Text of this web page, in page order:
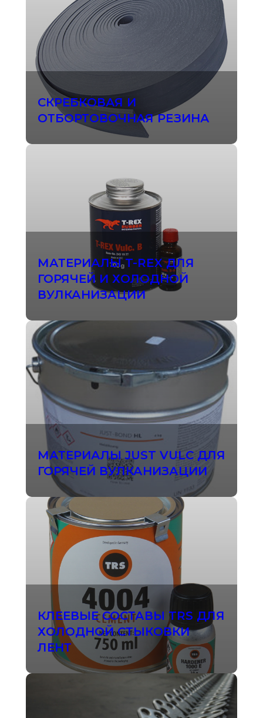
СКРЕБКОВАЯ И
ОТБОРТОВОЧНАЯ РЕЗИНА
МАТЕРИАЛЫ T-REX ДЛЯ
ГОРЯЧЕЙ И ХОЛОДНОЙ
ВУЛКАНИЗАЦИИ
МАТЕРИАЛЫ JUST VULC ДЛЯ
ГОРЯЧЕЙ ВУЛКАНИЗАЦИИ
КЛЕЕВЫЕ СОСТАВЫ TRS ДЛЯ
ХОЛОДНОЙ СТЫКОВКИ
ЛЕНТ